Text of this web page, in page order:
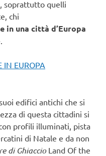
soprattutto quelli
chi
in una città d’Europa
IN EUROPA
edifici antichi che si
di questa cittadini si
profili illuminati, pista
di Natale e da non
di Ghiaccio Land Of the